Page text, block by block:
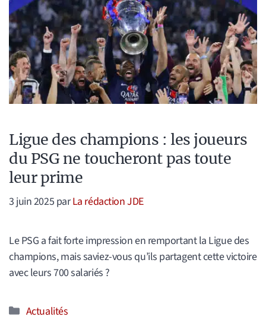
Ligue des champions : les joueurs
du PSG ne toucheront pas toute
leur prime
3 juin 2025 parLa rédaction JDE
Le PSG a fait forte impression en remportant la Ligue des
champions, mais saviez-vous qu’ils partagent cette victoire
avec leurs 700 salariés ?
Catégories
Actualités